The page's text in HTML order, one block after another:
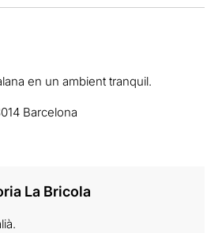
en un ambient tranquil.
Barcelona
La Bricola